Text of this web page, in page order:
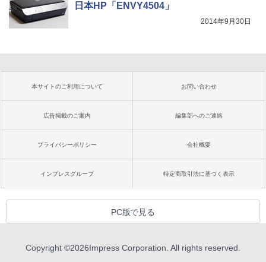
日本HP「ENVY4504」
2014年9月30日
本サイトのご利用について お問い合わせ
広告掲載のご案内 編集部へのご連絡
プライバシーポリシー 会社概要
インプレスグループ 特定商取引法に基づく表示
PC版で見る
Copyright ©2026Impress Corporation. All rights reserved.